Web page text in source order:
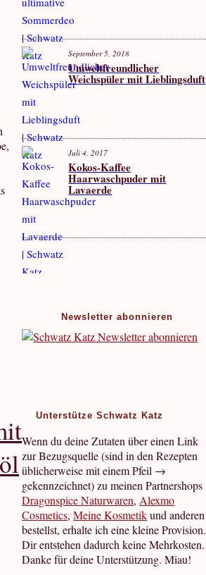
Umweltfreundlicher
Weichspüler mit Lieblingsduft
September 5, 2018
Kokos-Kaffee
Haarwaschpuder mit
Lavaerde
Juli 4, 2017
Newsletter abonnieren
Unterstütze Schwatz Katz
Wenn du deine Zutaten über einen Link
zur Bezugsquelle (sind in den Rezepten
üblicherweise mit einem Pfeil →
gekennzeichnet) zu meinen Partnershops
Dragonspice Naturwaren, Alexmo
Cosmetics,Meine Kosmetikund anderen
bestellst, erhalte ich eine kleine Provision.
Dir entstehen dadurch keine Mehrkosten.
Danke für deine Unterstützung. Miau!